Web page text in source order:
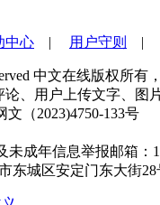
中心 | 用户守则 |
中文在线版权所
、用户上传文字、图
2023)4750-133号
成年信息举报邮箱：
东城区安定门东大街28